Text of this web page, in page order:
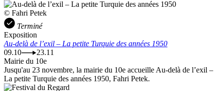
© Fahri Petek
Terminé
Exposition
Au-delà de l’exil – La petite Turquie des années 1950
09.10
23.11
Mairie du 10e
Jusqu'au 23 novembre, la mairie du 10e accueille Au-delà de l’exil –
La petite Turquie des années 1950, Fahri Petek.